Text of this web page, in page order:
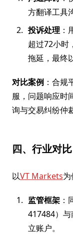
方翻译工具
投诉处理
超过72小时
拖延，最终
对比案例 ：合
服，问题响应时
询与交易纠纷仲裁
四、行业对
以VT Markets
监管框架
417484）与
立账户。